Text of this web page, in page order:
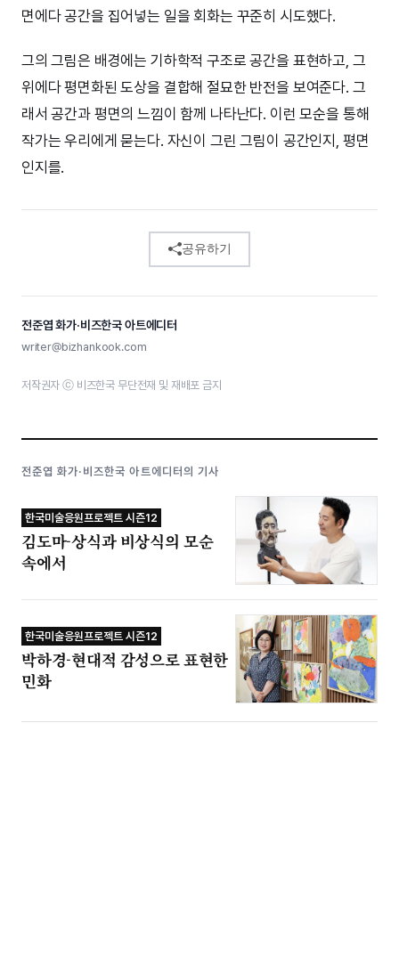
면에다 공간을 집어넣는 일을 회화는 꾸준히 시도했다.
그의 그림은 배경에는 기하학적 구조로 공간을 표현하고, 그
위에다 평면화된 도상을 결합해 절묘한 반전을 보여준다. 그
래서 공간과 평면의 느낌이 함께 나타난다. 이런 모순을 통해
작가는 우리에게 묻는다. 자신이 그린 그림이 공간인지, 평면
인지를.
공유하기
전준엽 화가·비즈한국 아트에디터
writer@bizhankook.com
저작권자 ⓒ 비즈한국 무단전재 및 재배포 금지
전준엽 화가·비즈한국 아트에디터의 기사
한국미술응원프로젝트 시즌12
김도마-상식과 비상식의 모순
속에서
한국미술응원프로젝트 시즌12
박하경-현대적 감성으로 표현한
민화